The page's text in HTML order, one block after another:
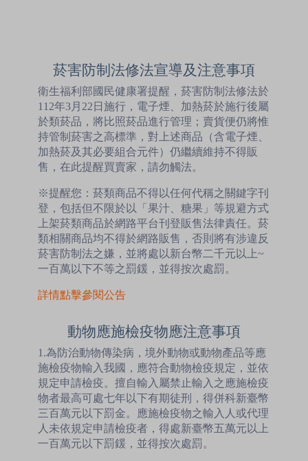
菸害防制法修法宣導及注意事項
衛生福利部國民健康署提醒，菸害防制法修法於
112年3月22日施行，電子煙、加熱菸於施行後屬
於類菸品，將比照菸品進行管理；賣貨便仍將惟
持管制菸害之高標準，對上述商品（含電子煙、
加熱菸及其必要組合元件）仍繼續維持不得販
售，在此提醒買賣家，請勿觸法。
※提醒您：菸類商品不得以任何代稱之關鍵字刊
登，包括但不限於以「果汁、糖果」等規避方式
上架菸類商品於網路平台刊登販售法律責任。菸
類相關商品均不得於網路販售，否則將有涉違反
菸害防制法之嫌，並將處以新台幣二千元以上~
一百萬以下不等之罰鍰，並得按次處罰。
詳情點擊參閱公告
動物應施檢疫物應注意事項
1.為防治動物傳染病，境外動物或動物產品等應
施檢疫物輸入我國，應符合動物檢疫規定，並依
規定申請檢疫。擅自輸入屬禁止輸入之應施檢疫
物者最高可處七年以下有期徒刑，得併科新臺幣
三百萬元以下罰金。應施檢疫物之輸入人或代理
人未依規定申請檢疫者，得處新臺幣五萬元以上
一百萬元以下罰鍰，並得按次處罰。